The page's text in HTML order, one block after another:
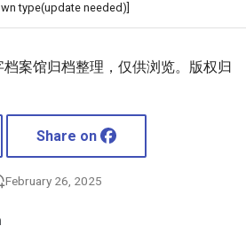
type(update needed)]
案馆归档整理，仅供浏览。版权归
Share on
February 26, 2025